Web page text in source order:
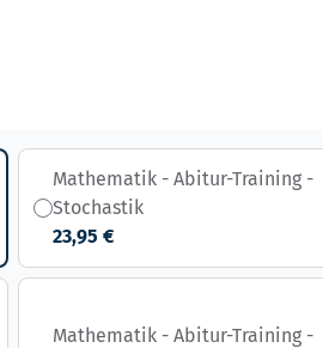
Mathematik - Abitur-Training -
Stochastik
23,95 €
Mathematik - Abitur-Training -